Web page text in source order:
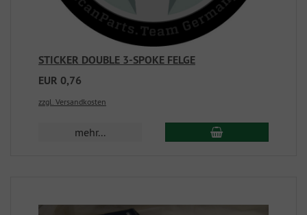
STICKER DOUBLE 3-SPOKE FELGE
EUR 0,76
zzgl. Versandkosten
mehr...